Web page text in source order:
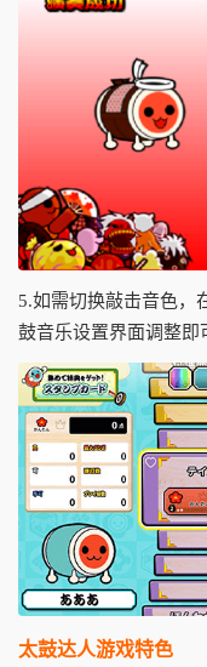
5.如需切换敲击音色，
鼓音乐设置界面调整即
太鼓达人游戏特色